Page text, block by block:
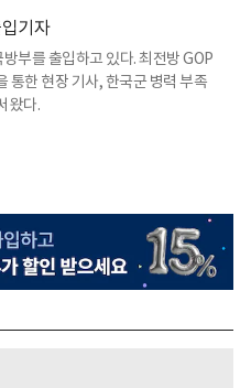
기자
부를 출입하고 있다. 최전방 GOP
통한 현장 기사, 한국군 병력 부족
왔다.